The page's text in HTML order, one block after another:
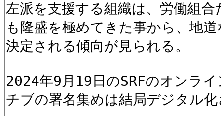
左派を支援する組織は、労働組
も隆盛を極めてきた事から、地
決定される傾向が見られる。
2024年9月19日のSRFのオンラ
チブの署名集めは結局デジタル